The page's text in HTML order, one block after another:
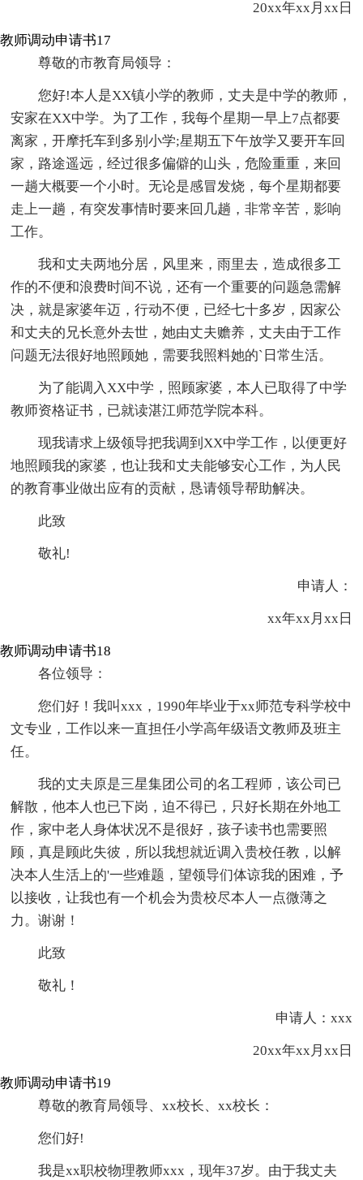
20xx年xx月xx日
教师调动申请书17
尊敬的市教育局领导：
您好!本人是XX镇小学的教师，丈夫是中学的教师，
安家在XX中学。为了工作，我每个星期一早上7点都要
离家，开摩托车到多别小学;星期五下午放学又要开车回
家，路途遥远，经过很多偏僻的山头，危险重重，来回
一趟大概要一个小时。无论是感冒发烧，每个星期都要
走上一趟，有突发事情时要来回几趟，非常辛苦，影响
工作。
我和丈夫两地分居，风里来，雨里去，造成很多工
作的不便和浪费时间不说，还有一个重要的问题急需解
决，就是家婆年迈，行动不便，已经七十多岁，因家公
和丈夫的兄长意外去世，她由丈夫赡养，丈夫由于工作
问题无法很好地照顾她，需要我照料她的`日常生活。
为了能调入XX中学，照顾家婆，本人已取得了中学
教师资格证书，已就读湛江师范学院本科。
现我请求上级领导把我调到XX中学工作，以便更好
地照顾我的家婆，也让我和丈夫能够安心工作，为人民
的教育事业做出应有的贡献，恳请领导帮助解决。
此致
敬礼!
申请人：
xx年xx月xx日
教师调动申请书18
各位领导：
您们好！我叫xxx，1990年毕业于xx师范专科学校中
文专业，工作以来一直担任小学高年级语文教师及班主
任。
我的丈夫原是三星集团公司的名工程师，该公司已
解散，他本人也已下岗，迫不得已，只好长期在外地工
作，家中老人身体状况不是很好，孩子读书也需要照
顾，真是顾此失彼，所以我想就近调入贵校任教，以解
决本人生活上的'一些难题，望领导们体谅我的困难，予
以接收，让我也有一个机会为贵校尽本人一点微薄之
力。谢谢！
此致
敬礼！
申请人：xxx
20xx年xx月xx日
教师调动申请书19
尊敬的教育局领导、xx校长、xx校长：
您们好!
我是xx职校物理教师xxx，现年37岁。由于我丈夫